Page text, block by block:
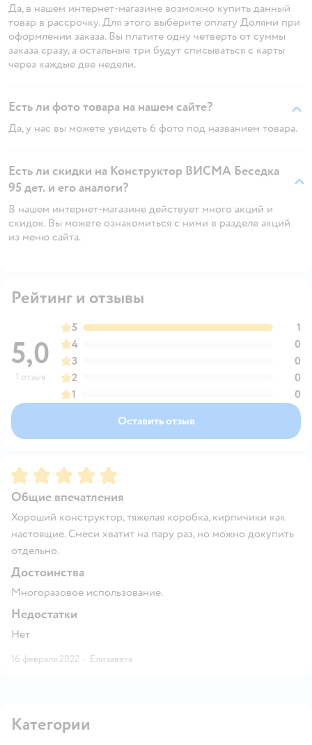
Да, в нашем интернет-магазине возможно купить данный
товар в рассрочку. Для этого выберите оплату Долями при
оформлении заказа. Вы платите одну четверть от суммы
заказа сразу, а остальные три будут списываться с карты
через каждые две недели.
Есть ли фото товара на нашем сайте?
Да, у нас вы можете увидеть 6 фото под названием товара.
Есть ли скидки на Конструктор ВИСМА Беседка
95 дет. и его аналоги?
В нашем интернет-магазине действует много акций и
скидок. Вы можете ознакомиться с ними в разделе акций
из меню сайта.
Рейтинг и отзывы
5,0
1 отзыв
5
1
4
0
3
0
2
0
1
0
Оставить отзыв
Рейтинг:5
Общие впечатления
Хороший конструктор, тяжёлая коробка, кирпичики как
настоящие. Смеси хватит на пару раз, но можно докупить
отдельно.
Достоинства
Многоразовое использование.
Недостатки
Нет
16 февраля 2022 · Елизавета
Категории